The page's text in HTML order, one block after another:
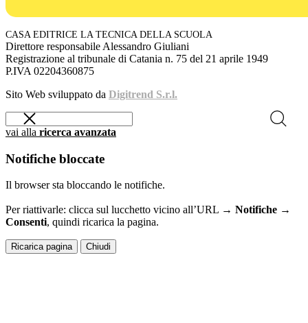
CASA EDITRICE LA TECNICA DELLA SCUOLA
Direttore responsabile Alessandro Giuliani
Registrazione al tribunale di Catania n. 75 del 21 aprile 1949
P.IVA 02204360875
Sito Web sviluppato da Digitrend S.r.l.
vai alla ricerca avanzata
Notifiche bloccate
Il browser sta bloccando le notifiche.
Per riattivarle: clicca sul lucchetto vicino all’URL → Notifiche →
Consenti, quindi ricarica la pagina.
Ricarica pagina Chiudi